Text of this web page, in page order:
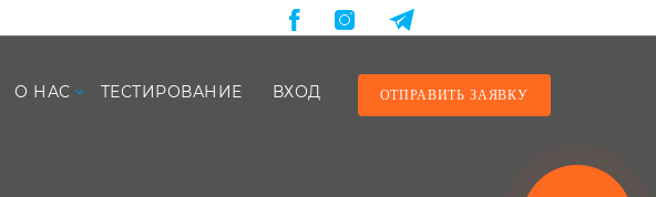
О НАС ТЕСТИРОВАНИЕ ВХОД ОТПРАВИТЬ ЗАЯВКУ